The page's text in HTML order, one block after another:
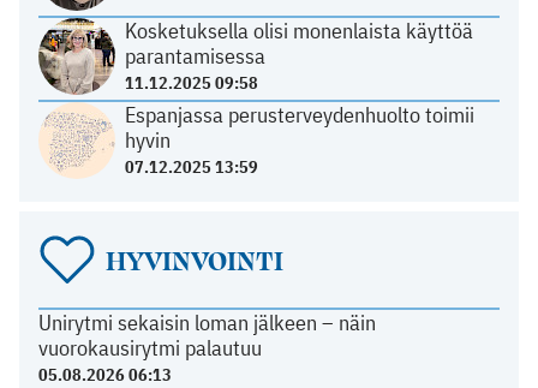
Kosketuksella olisi monenlaista käyttöä
parantamisessa
11.12.2025 09:58
Espanjassa perusterveydenhuolto toimii
hyvin
07.12.2025 13:59
HYVINVOINTI
Unirytmi sekaisin loman jälkeen – näin
vuorokausirytmi palautuu
05.08.2026 06:13